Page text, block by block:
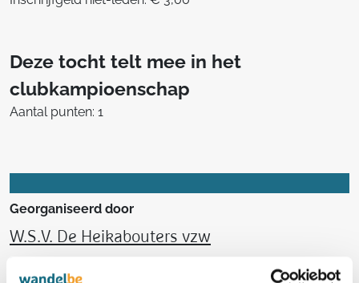
Deze tocht telt mee in het
clubkampioenschap
Aantal punten: 1
Georganiseerd door
W.S.V. De Heikabouters vzw